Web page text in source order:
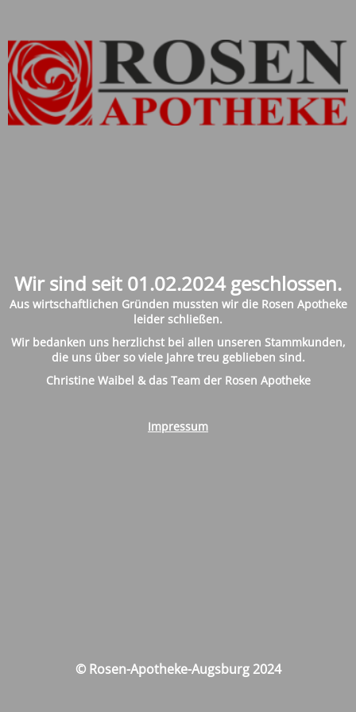
Wir sind seit 01.02.2024 geschlossen.
Aus wirtschaftlichen Gründen mussten wir die Rosen Apotheke
leider schließen.
Wir bedanken uns herzlichst bei allen unseren Stammkunden,
die uns über so viele Jahre treu geblieben sind.
Christine Waibel & das Team der Rosen Apotheke
Impressum
© Rosen-Apotheke-Augsburg 2024